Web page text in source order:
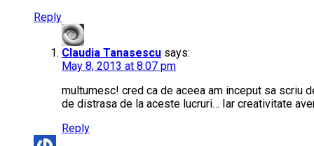
Reply
Claudia Tanasescu says:
May 8, 2013 at 8:07 pm
multumesc! cred ca de aceea am inceput sa scriu
de distrasa de la aceste lucruri… Iar creativitate
Reply